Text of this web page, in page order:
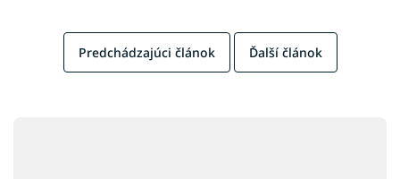
Predchádzajúci článok Ďalší článok